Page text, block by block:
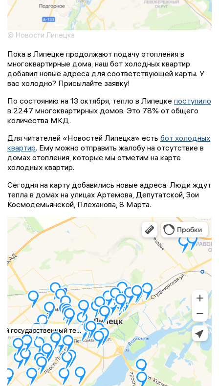
© Новости Липецка
Пока в Липецке продолжают подачу отопления в
многоквартирные дома, наш бот холодных квартир
добавил новые адреса для соответствующей карты. У
вас холодно? Присылайте заявку!
По состоянию на 13 октября, тепло в Липецке поступило
в 2247 многоквартирных домов. Это 78% от общего
количества МКД.
Для читателей «Новостей Липецка» есть бот холодных
квартир. Ему можно отправить жалобу на отсутствие в
домах отопления, которые мы отметим на карте
холодных квартир.
Сегодня на карту добавились новые адреса. Люди ждут
тепла в домах на улицах Артемова, Депутатской, Зои
Космодемьянской, Плеханова, 8 Марта.